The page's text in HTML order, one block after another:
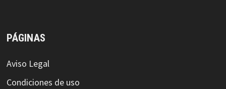
PÁGINAS
Aviso Legal
Condiciones de uso